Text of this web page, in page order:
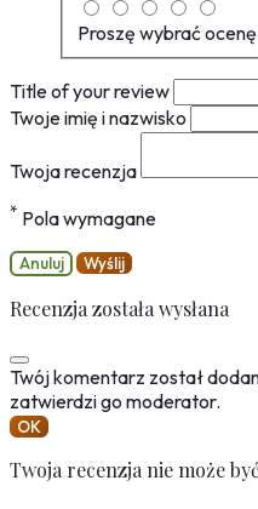
Proszę wybrać
Title of your review
Twoje imię i nazwisko
Twoja recenzja
* Pola wymagane
Anuluj Wyślij
Recenzja została wysłana
Twój komentarz został
zatwierdzi go moderator.
OK
Twoja recenzja nie może